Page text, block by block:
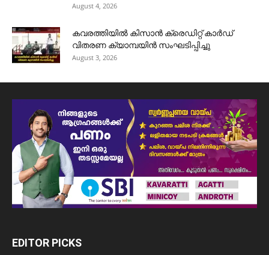
August 4, 2026
കവരത്തിയിൽ കിസാൻ ക്രെഡിറ്റ് കാർഡ്
വിതരണ ക്യാമ്പയിൻ സംഘടിപ്പിച്ചു
August 3, 2026
EDITOR PICKS